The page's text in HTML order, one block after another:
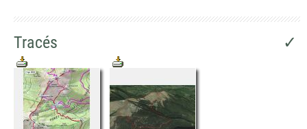
Tracés ✓